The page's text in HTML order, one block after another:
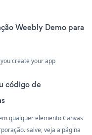
Weebly Demo para
create your app
código de
qualquer elemento Canvas
salve, veja a página